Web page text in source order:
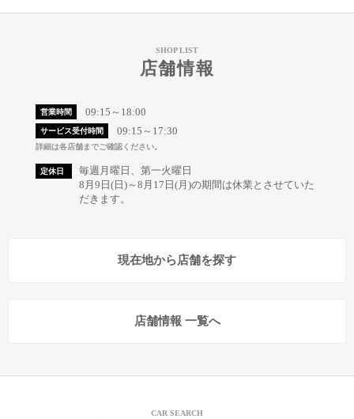
SHOP LIST
店舗情報
営業時間 09:15～18:00
サービス受付時間 09:15～17:30
詳細は各店舗までご確認ください。
定休日
毎週月曜日、第一火曜日
8月9日(日)～8月17日(月)の期間は休業とさせていた
だきます。
現在地から店舗を探す
店舗情報 一覧へ
CAR SEARCH